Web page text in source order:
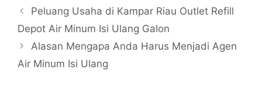
Peluang Usaha di Kampar Riau Outlet Refill
Depot Air Minum Isi Ulang Galon
Alasan Mengapa Anda Harus Menjadi Agen
Air Minum Isi Ulang